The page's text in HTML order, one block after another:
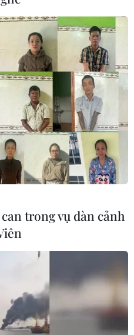
trong vụ dàn cảnh